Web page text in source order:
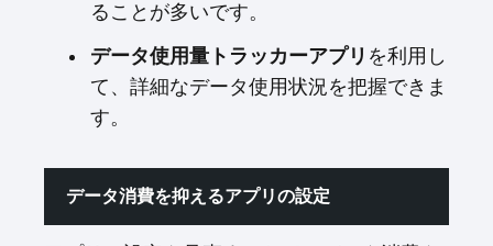
ることが多いです。
データ使用量トラッカーアプリ を利用し
て、詳細なデータ使用状況を把握できま
す。
データ消費を抑えるアプリの設定